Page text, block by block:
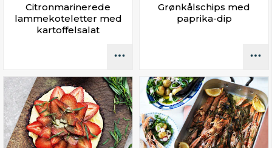
Citronmarinerede
lammekoteletter med
kartoffelsalat
Grønkålschips med
paprika-dip